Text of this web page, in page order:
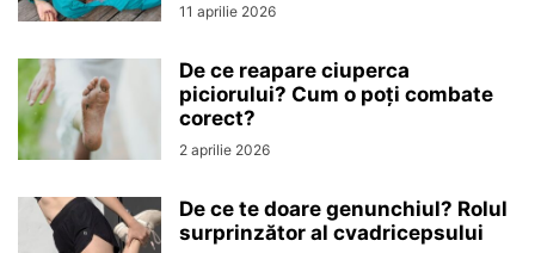
11 aprilie 2026
De ce reapare ciuperca
piciorului? Cum o poți combate
corect?
2 aprilie 2026
De ce te doare genunchiul? Rolul
surprinzător al cvadricepsului